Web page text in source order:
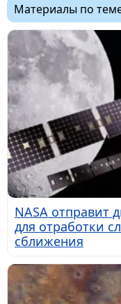
Материалы по
NASA отправит
для отработки
сближения